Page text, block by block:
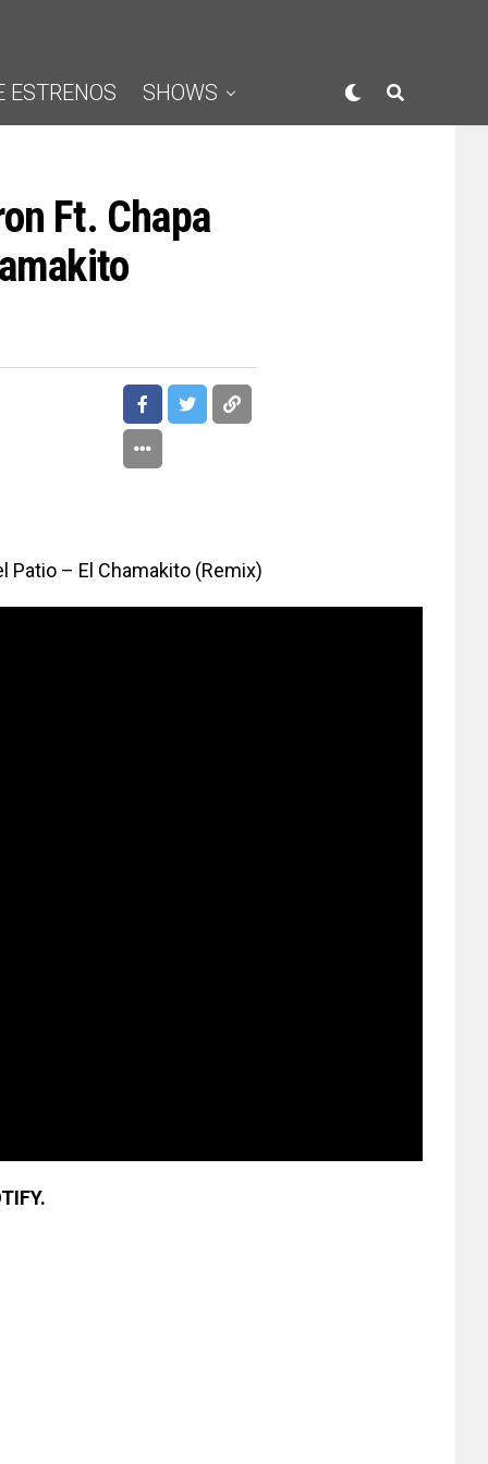
ESTRENOS SHOWS
Ft. Chapa
Patio – El Chamakito (Remix)